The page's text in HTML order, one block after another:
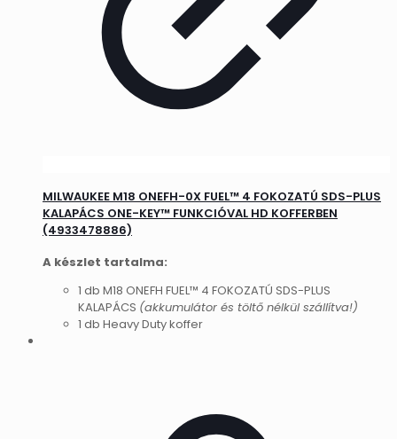
MILWAUKEE M18 ONEFH-0X FUEL™ 4 FOKOZATÚ SDS-PLUS
KALAPÁCS ONE-KEY™ FUNKCIÓVAL HD KOFFERBEN
(4933478886)
A készlet tartalma:
1 db M18 ONEFH FUEL™ 4 FOKOZATÚ SDS-PLUS
KALAPÁCS (akkumulátor és töltő nélkül szállítva!)
1 db Heavy Duty koffer